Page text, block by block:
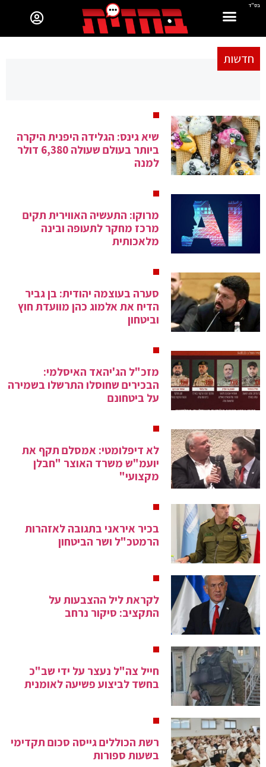
בס"ד
חדשות
שיא גינס: הגלידה היפנית היקרה
ביותר בעולם שעולה 6,380 דולר
למנה
מרוקו: התעשיה האווירית תקים
מרכז מחקר לתעופה ובינה
מלאכותית
סערה בעוצמה יהודית: בן גביר
הדיח את אלמוג כהן מוועדת חוץ
וביטחון
מזכ"ל הג'יהאד האיסלמי:
הבכירים שחוסלו התרשלו בשמירה
על ביטחונם
לא דיפלומטי: אמסלם תקף את
יועמ"ש משרד האוצר "חבלן
מקצועי"
בכיר איראני בתגובה לאזהרות
הרמטכ"ל ושר הביטחון
לקראת ליל ההצבעות על
התקציב: סיקור נרחב
חייל צה"ל נעצר על ידי שב"כ
בחשד לביצוע פשיעה לאומנית
רשת הכוללים גייסה סכום תקדימי
בשעות ספורות